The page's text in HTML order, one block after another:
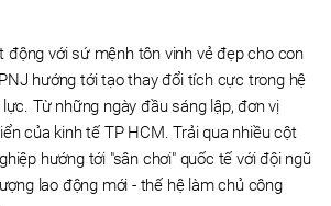
động với sứ mệnh tôn vinh vẻ đẹp cho con
hướng tới tạo thay đổi tích cực trong hệ
Từ những ngày đầu sáng lập, đơn vị
của kinh tế TP HCM. Trải qua nhiều cột
hướng tới "sân chơi" quốc tế với đội ngũ
lao động mới - thế hệ làm chủ công